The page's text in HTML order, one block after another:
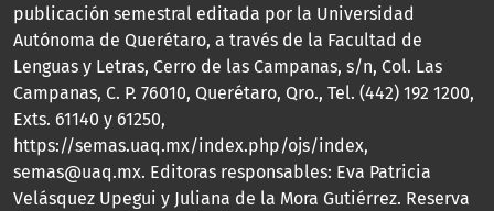
publicación semestral editada por la Universidad
Autónoma de Querétaro, a través de la Facultad de
Lenguas y Letras, Cerro de las Campanas, s/n, Col. Las
Campanas, C. P. 76010, Querétaro, Qro., Tel. (442) 192 1200,
Exts. 61140 y 61250,
https://semas.uaq.mx/index.php/ojs/index,
semas@uaq.mx. Editoras responsables: Eva Patricia
Velásquez Upegui y Juliana de la Mora Gutiérrez. Reserva